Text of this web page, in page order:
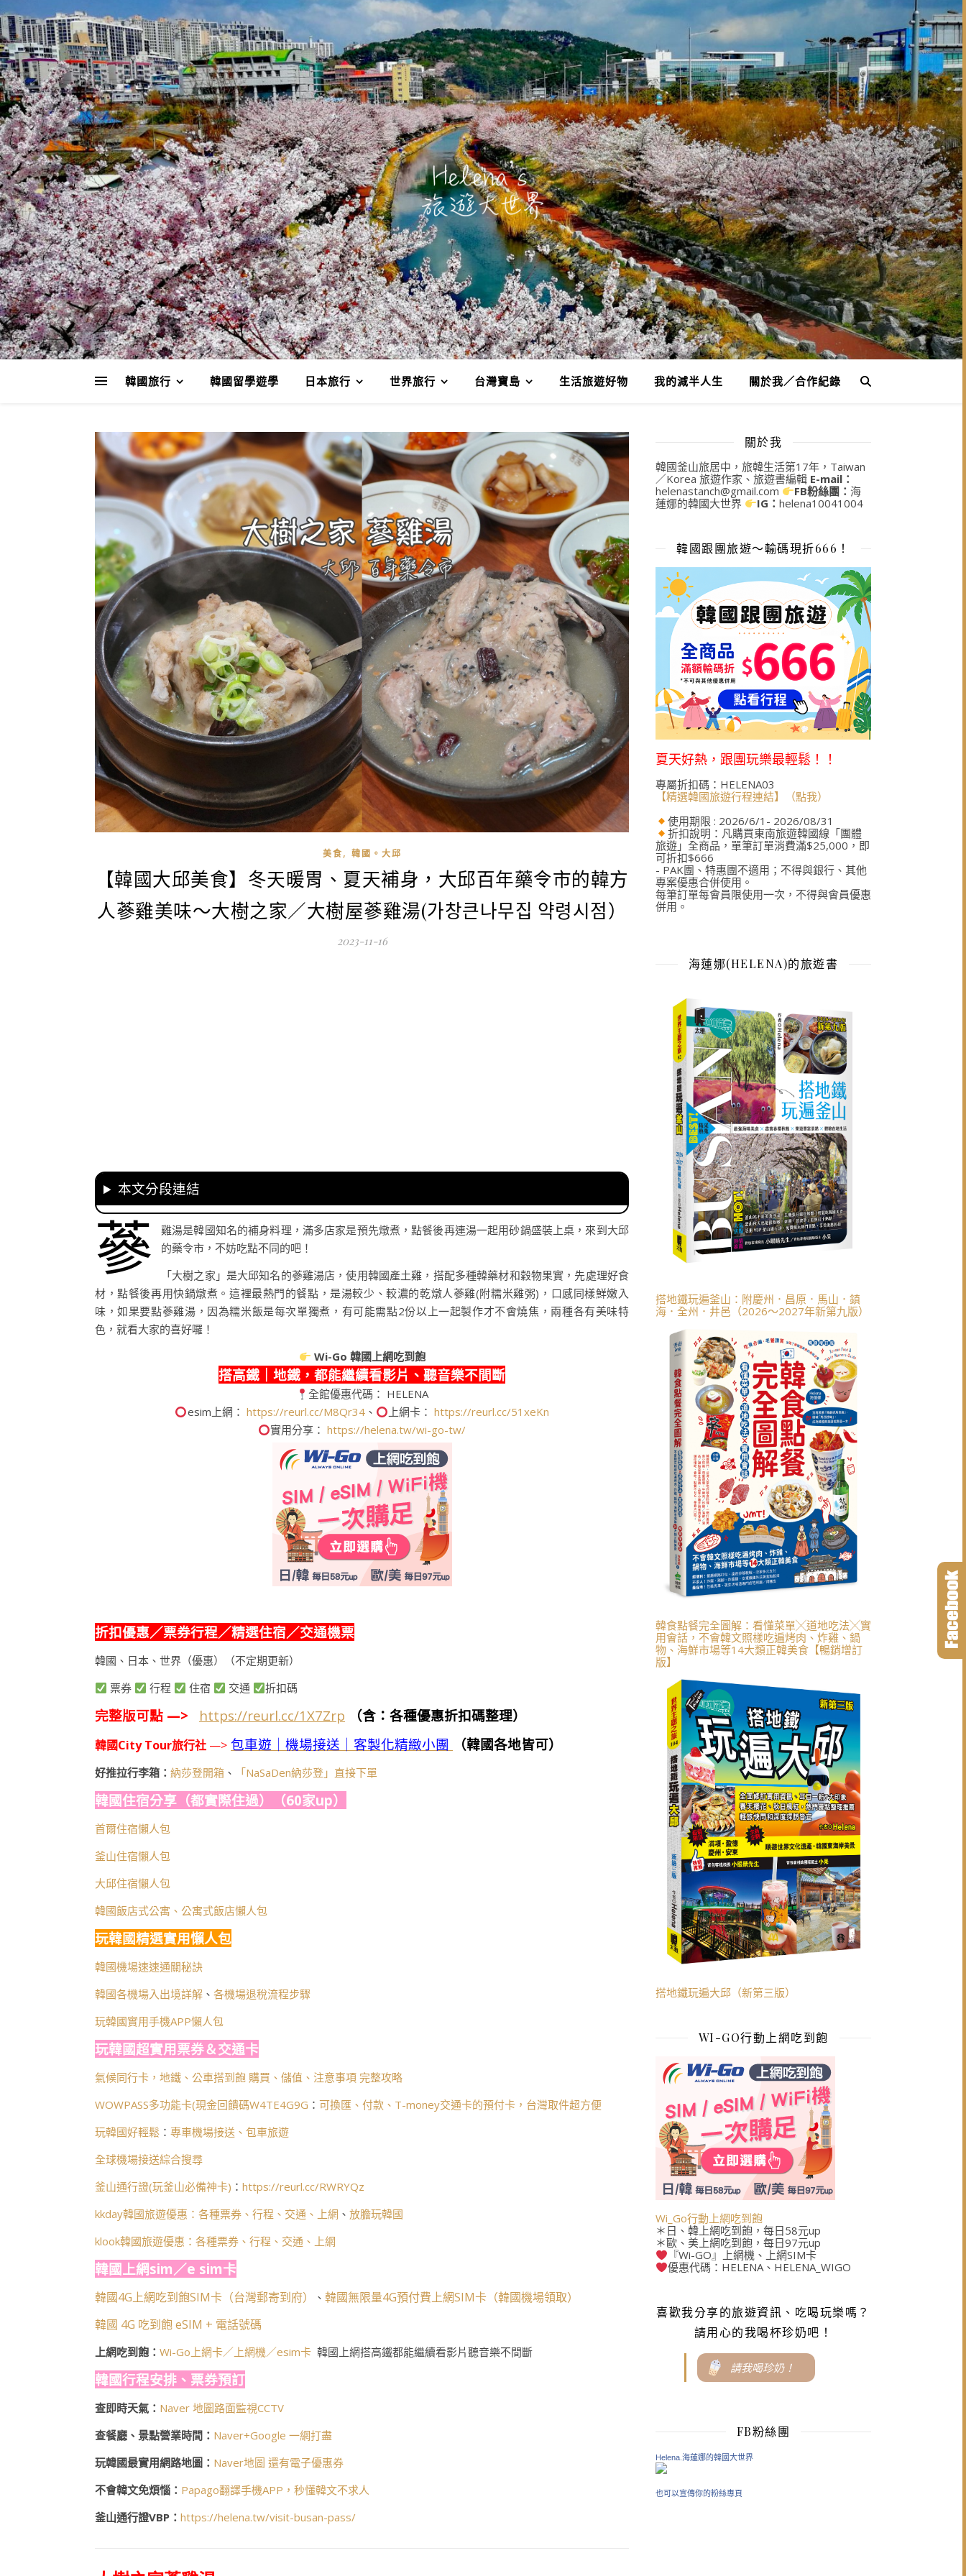
韓國旅行 韓國留學遊學 日本旅行 世界旅行 台灣寶島 生活旅遊好物 我的減半人生 關於我／合作紀錄
美食, 韓國。大邱
【韓國大邱美食】冬天暖胃、夏天補身，大邱百年藥令市的韓方
人蔘雞美味～大樹之家／大樹屋蔘雞湯(가창큰나무집 약령시점）
2023-11-16
本文分段連結
蔘
雞湯是韓國知名的補身料理，滿多店家是預先燉煮，點餐後再連湯一起用砂鍋盛裝上桌，來到大邱
的藥令市，不妨吃點不同的吧！
「大樹之家」是大邱知名的蔘雞湯店，使用韓國產土雞，搭配多種韓藥材和穀物果實，先處理好食
材，點餐後再用快鍋燉煮。這裡最熱門的餐點，是湯較少、較濃的乾燉人蔘雞(附糯米雞粥)，口感同樣鮮嫩入
味，如果要點蔘雞湯，因為糯米飯是每次單獨煮，有可能需點2份以上一起製作才不會燒焦，兩種各有美味特
色，就看大家的喜好囉！
Wi-Go 韓國上網吃到飽
搭高鐵｜地鐵，都能繼續看影片、聽音樂不間斷
全館優惠代碼： HELENA
esim上網： https://reurl.cc/M8Qr34、 上網卡： https://reurl.cc/51xeKn
實用分享：https://helena.tw/wi-go-tw/
折扣優惠／票券行程／精選住宿／交通機票
韓國、日本、世界（優惠）（不定期更新）
票券
行程 住宿 交通 折扣碼
完整版可點 —> https://reurl.cc/1X7Zrp （含：各種優惠折扣碼整理）
韓國City Tour旅行社 —> 包車遊｜機場接送｜客製化精緻小團 （韓國各地皆可）
好推拉行李箱： 納莎登開箱 、 「NaSaDen納莎登」直接下單
韓國住宿分享（都實際住過）（60家up）
首爾住宿懶人包
釜山住宿懶人包
大邱住宿懶人包
韓國飯店式公寓、公寓式飯店懶人包
玩韓國精選實用懶人包
韓國機場速速通關秘訣
韓國各機場入出境詳解 、 各機場退稅流程步驟
玩韓國實用手機APP懶人包
玩韓國超實用票券＆交通卡
氣候同行卡，地鐵、公車搭到飽 購買、儲值、注意事項 完整攻略
WOWPASS多功能卡(現金回饋碼W4TE4G9G ： 可換匯、付款、T-money交通卡的預付卡，台灣取件超方便
玩韓國好輕鬆 ： 專車機場接送、包車旅遊
全球機場接送綜合搜尋
釜山通行證(玩釜山必備神卡) ： https://reurl.cc/RWRYQz
kkday韓國旅遊優惠：各種票券、行程、交通、上網 、 放膽玩韓國
klook韓國旅遊優惠：各種票券、行程、交通、上網
韓國上網sim／e sim卡
韓國4G上網吃到飽SIM卡（台灣郵寄到府） 、 韓國無限量4G預付費上網SIM卡（韓國機場領取）
韓國 4G 吃到飽 eSIM + 電話號碼
上網吃到飽： Wi-Go上網卡／上網機／esim卡 韓國上網搭高鐵都能繼續看影片聽音樂不間斷
韓國行程安排、票券預訂
查即時天氣： Naver 地圖路面監視CCTV
查餐廳、景點營業時間： Naver+Google 一網打盡
玩韓國最實用網路地圖： Naver地圖 還有電子優惠券
不會韓文免煩惱： Papago翻譯手機APP，秒懂韓文不求人
釜山通行證VBP： https://helena.tw/visit-busan-pass/
關於我
韓國釜山旅居中，旅韓生活第17年，Taiwan
／Korea 旅遊作家、旅遊書編輯 E-mail：
helenastanch@gmail.com
FB粉絲團： 海
蓮娜的韓國大世界
IG：helena10041004
韓國跟團旅遊～輸碼現折666！
夏天好熱，跟團玩樂最輕鬆！！
專屬折扣碼：HELENA03
【精選韓國旅遊行程連結】（點我）
使用期限 : 2026/6/1- 2026/08/31
折扣說明：凡購買東南旅遊韓國線「團體
旅遊」全商品，單筆訂單消費滿$25,000，即
可折扣$666
- PAK團、特惠團不適用；不得與銀行、其他
專案優惠合併使用。
每筆訂單每會員限使用一次，不得與會員優惠
併用。
海蓮娜(HELENA)的旅遊書
搭地鐵玩遍釜山：附慶州．昌原．馬山．鎮
海．全州．井邑（2026～2027年新第九版）
韓食點餐完全圖解：看懂菜單╳道地吃法╳實
用會話，不會韓文照樣吃遍烤肉、炸雞、鍋
物、海鮮市場等14大類正韓美食【暢銷增訂
版】
搭地鐵玩遍大邱（新第三版）
WI-GO行動上網吃到飽
Wi_Go行動上網吃到飽
＊日、韓上網吃到飽，每日58元up
＊歐、美上網吃到飽，每日97元up
『Wi-GO』上網機、上網SIM卡
優惠代碼：HELENA、HELENA_WIGO
喜歡我分享的旅遊資訊、吃喝玩樂嗎？
請用心的我喝杯珍奶吧！
請我喝珍奶！
FB粉絲團
Helena.海蓮娜的韓國大世界
也可以宣傳你的粉絲專頁